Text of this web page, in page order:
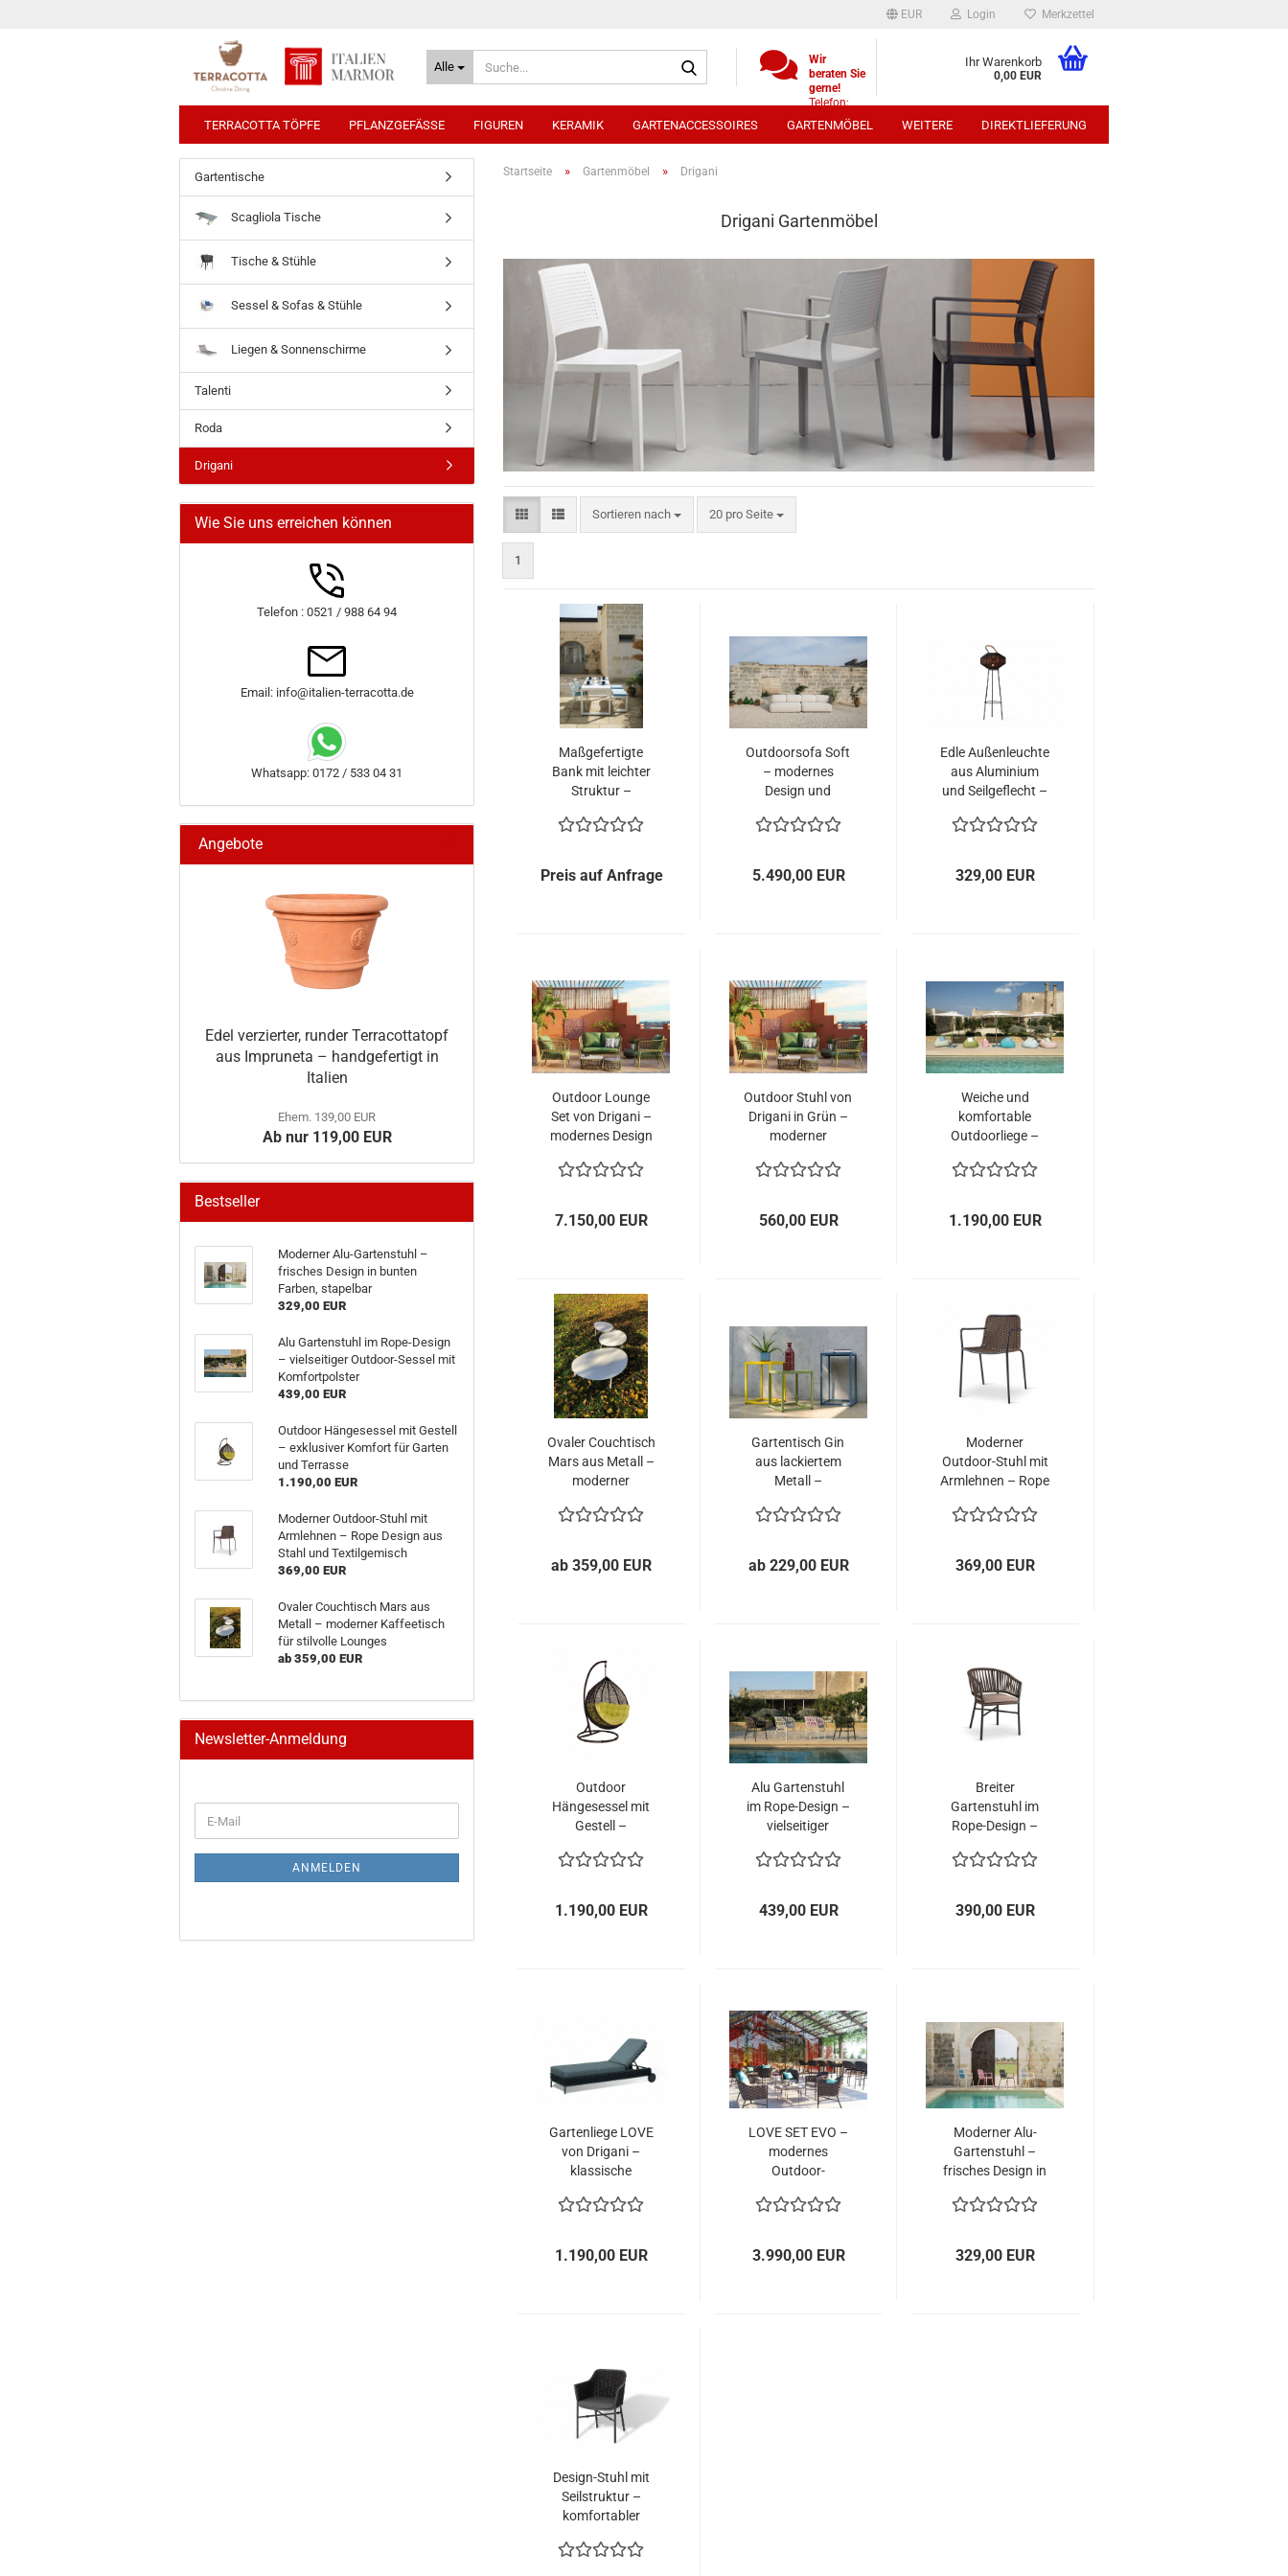
EUR Login Merkzettel
Alle
Wir
beraten Sie
gerne!
Telefon:
(0)521
9886494
Ihr Warenkorb
0,00 EUR
TERRACOTTA TÖPFE PFLANZGEFÄSSE FIGUREN KERAMIK GARTENACCESSOIRES GARTENMÖBEL DIREKTLIEFERUNG
WEITERE
Startseite » Gartenmöbel » Drigani
Drigani Gartenmöbel
Sortieren nach
Sortieren nach 20 pro Seite
pro Seite
1
Maßgefertigte
Bank mit leichter
Struktur –
in hellen Tönen
Preis auf Anfrage
Outdoorsofa Soft
– modernes
Design und
Komfort für den
5.490,00 EUR
Edle Außenleuchte
aus Aluminium
und Seilgeflecht –
Leuchte für
Terrasse
329,00 EUR
Outdoor Lounge
Set von Drigani –
modernes Design
Terrasse
7.150,00 EUR
Outdoor Stuhl von
Drigani in Grün –
moderner
Garten und
560,00 EUR
Weiche und
komfortable
Outdoorliege –
UV-beständig
1.190,00 EUR
Ovaler Couchtisch
Mars aus Metall –
moderner
stilvolle Lounges
ab 359,00 EUR
Gartentisch Gin
aus lackiertem
Metall –
Beistelltisch für
Balkon
ab 229,00 EUR
Moderner
Outdoor-Stuhl mit
Armlehnen – Rope
und Textilgemisch
369,00 EUR
Outdoor
Hängesessel mit
Gestell –
Komfort für
Terrasse
1.190,00 EUR
Alu Gartenstuhl
im Rope-Design –
vielseitiger
mit
439,00 EUR
Breiter
Gartenstuhl im
Rope-Design –
Outdoor-Sessel
390,00 EUR
Gartenliege LOVE
von Drigani –
klassische
hoher Komfort
1.190,00 EUR
LOVE SET EVO –
modernes
Outdoor-
Aluminium und
3.990,00 EUR
Moderner Alu-
Gartenstuhl –
frisches Design in
stapelbar
329,00 EUR
Design-Stuhl mit
Seilstruktur –
komfortabler
für lange Abende
Gartentische
Scagliola Tische
Tische & Stühle
Sessel & Sofas & Stühle
Liegen & Sonnenschirme
Talenti
Roda
Drigani
Wie Sie uns erreichen können
Telefon : 0521 / 988 64 94
Email: info@italien-terracotta.de
Whatsapp: 0172 / 533 04 31
Angebote
Edel verzierter, runder Terracottatopf
aus Impruneta – handgefertigt in
Italien
Ehem. 139,00 EUR
Ab nur 119,00 EUR
Bestseller
Moderner Alu-Gartenstuhl –
frisches Design in bunten
Farben, stapelbar
329,00 EUR
Alu Gartenstuhl im Rope-Design
– vielseitiger Outdoor-Sessel mit
Komfortpolster
439,00 EUR
Outdoor Hängesessel mit Gestell
– exklusiver Komfort für Garten
und Terrasse
1.190,00 EUR
Moderner Outdoor-Stuhl mit
Armlehnen – Rope Design aus
Stahl und Textilgemisch
369,00 EUR
Ovaler Couchtisch Mars aus
Metall – moderner Kaffeetisch
für stilvolle Lounges
ab 359,00 EUR
Newsletter-Anmeldung
ZUR
E-
Mail
ANMELDEN